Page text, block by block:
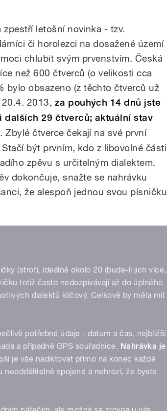
letošní novinka - tzv.
či horolezci na dosažené území
chlubit svým prvenstvím. Česká
než 600 čtverců (o velikosti cca
bylo obsazeno (z těchto čtverců už
2013, za pouhých 14 dnů jste
dalších 29 čtverců; aktuální stav
Zbylé čtverce čekají na své první
být prvním, kdo z libovolné části
zpěvu s určitelným dialektem.
dokončuje, snažte se nahrávku
že alespoň jednou svou písničku
(strof), ideálně okolo 20 (bude-li jich více,
totiž často nedozpívávají až do úplného
dialektů klíčový. Celkově by měla mít
potřebné údaje - datum a čas, nejbližší
a případně GPS souřadnice. Nahrávka je
je vše nadiktovat přímo na konec každé
neoddělitelně spojené a nehrozí, že byste